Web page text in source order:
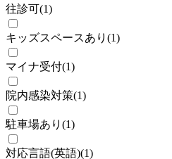
往診可(1)
キッズスペースあり (1)
マイナ受付(1)
院内感染対策(1)
駐車場あり (1)
対応言語(英語)(1)